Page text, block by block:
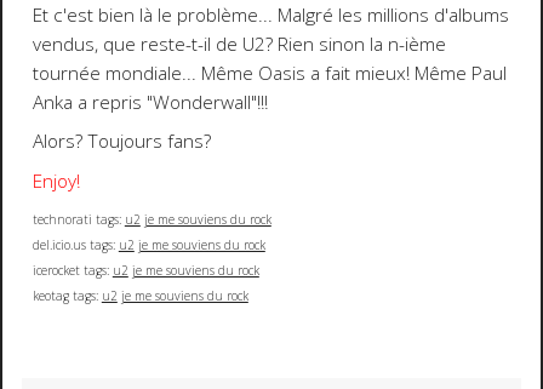
Et c'est bien là le problème... Malgré les millions d'albums
vendus, que reste-t-il de U2? Rien sinon la n-ième
tournée mondiale... Même Oasis a fait mieux! Même Paul
Anka a repris "Wonderwall"!!!
Alors? Toujours fans?
Enjoy!
technorati tags: u2 je me souviens du rock
del.icio.us tags: u2 je me souviens du rock
icerocket tags: u2 je me souviens du rock
keotag tags: u2 je me souviens du rock